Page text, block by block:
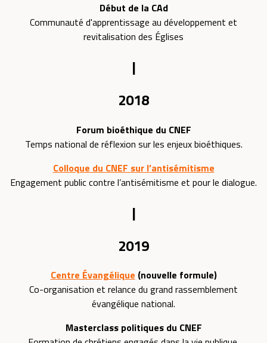
Début de la CAd
Communauté d'apprentissage au développement et
revitalisation des Églises
|
2018
Forum bioéthique du CNEF
Temps national de réflexion sur les enjeux bioéthiques.
Colloque du CNEF sur l’antisémitisme
Engagement public contre l’antisémitisme et pour le dialogue.
|
2019
Centre Évangélique (nouvelle formule)
Co-organisation et relance du grand rassemblement
évangélique national.
Masterclass politiques du CNEF